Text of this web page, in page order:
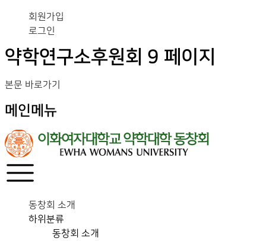
회원가입
로그인
약학연구소후원회 9 페이지
본문 바로가기
메인메뉴
동창회 소개
하위분류
동창회 소개